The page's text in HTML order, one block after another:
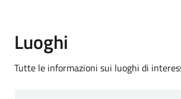
Luoghi
Tutte le informazioni sui luoghi di